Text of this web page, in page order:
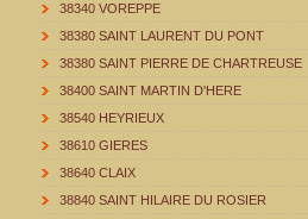
38340 VOREPPE
38380 SAINT LAURENT DU PONT
38380 SAINT PIERRE DE CHARTREUSE
38400 SAINT MARTIN D'HERE
38540 HEYRIEUX
38610 GIERES
38640 CLAIX
38840 SAINT HILAIRE DU ROSIER